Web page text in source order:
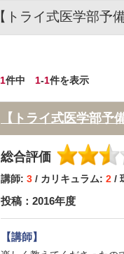
【トライ式医学部
1件中 1-1件を表示
【トライ式医学部予
総合評価
講師: 3 / カリキュラム: 2 /
投稿：2016年度
【講師】